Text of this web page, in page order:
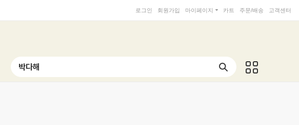
로그인 회원가입 마이페이지 카트 주문/배송 고객센터